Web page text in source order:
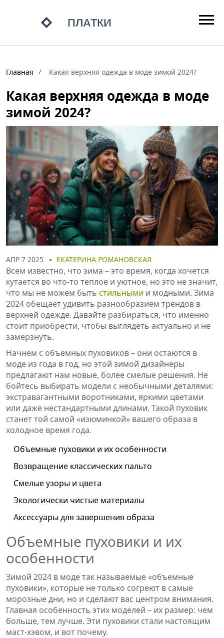
Главная Какая верхняя одежда в моде зимой 2024?
Какая верхняя одежда в моде
зимой 2024?
АПР 7 2025 ЕКАТЕРИНА РОМАНОВСКАЯ
Всем известно, что зима – это время, когда хочется
кутается во что-то теплое и уютное, но это не значит,
что мы не можем быть стильными и модными. Зима
2024 обещает удивить разнообразием трендов в
верхней одежде. Давайте разбираться, что именно
стоит приобрести, чтобы выглядеть актуально и не
замерзнуть.
Начнем с объемных пуховиков – они остаются в
моде из года в год, но этой зимой дизайнеры
предлагают нам новые, более смелые решения. Не
бойтесь выбирать модели с необычными деталями:
экстравагантными воротниками, яркими цветами
или даже нестандартными длинами. Такой пуховик
станет той самой «изюминкой» вашего образа в
холодное время года.
Объемные пуховики и их особенности
Возвращение классических пальто
Смелые узоры и цвета
Экологически чистые материалы
Аксессуары для завершения образа
Объемные пуховики и их
особенности
Зимой 2024 в моде так называемые «объемные
пуховики», которые не только согреют в самые
морозные дни, но и сделают вас центром внимания.
Главная особенность этих моделей – их размер: чем
больше, тем лучше. Эти пуховики стали настоящим
маст-хэвом, и вот почему.